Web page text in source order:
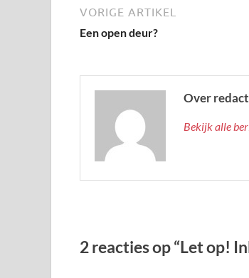
VORIGE ARTIKEL
Een open deur?
Over
Bekijk alle
2 reacties op “Let op!